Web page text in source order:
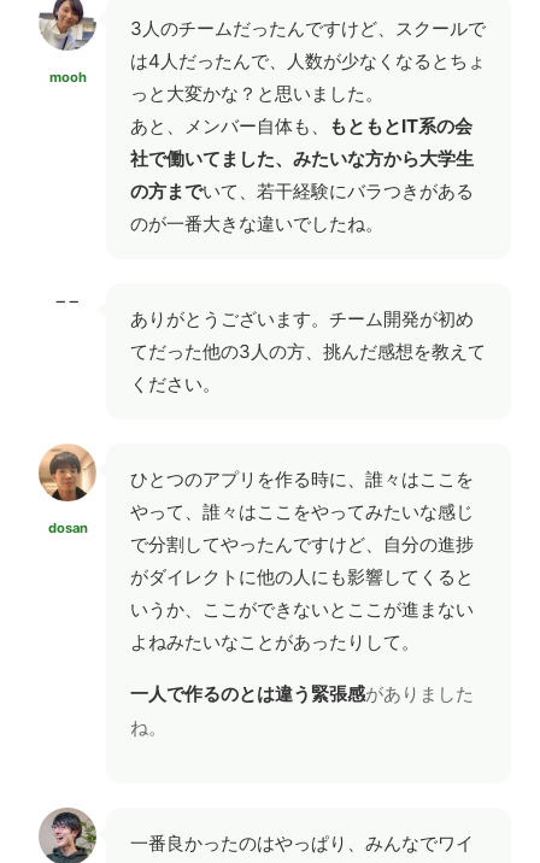
mooh
3人のチームだったんですけど、スクールで
は4人だったんで、人数が少なくなるとちょ
っと大変かな？と思いました。
あと、メンバー自体も、
もともとIT系の会
社で働いてました、みたいな方から大学生
の方までいて、若干経験にバラつきがある
のが一番大きな違いでしたね。
−−
ありがとうございます。チーム開発が初め
てだった他の3人の方、挑んだ感想を教えて
ください。
dosan
ひとつのアプリを作る時に、誰々はここを
やって、誰々はここをやってみたいな感じ
で分割してやったんですけど、自分の進捗
がダイレクトに他の人にも影響してくると
いうか、ここができないとここが進まない
よねみたいなことがあったりして。
一人で作るのとは違う緊張感がありました
ね。
一番良かったのはやっぱり、みんなでワイ